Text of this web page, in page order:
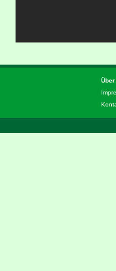
Über